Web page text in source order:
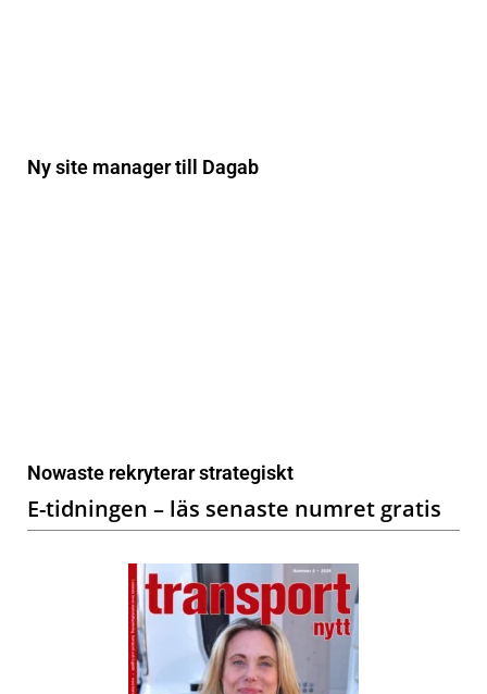
Ny site manager till Dagab
Nowaste rekryterar strategiskt
E-tidningen – läs senaste numret gratis